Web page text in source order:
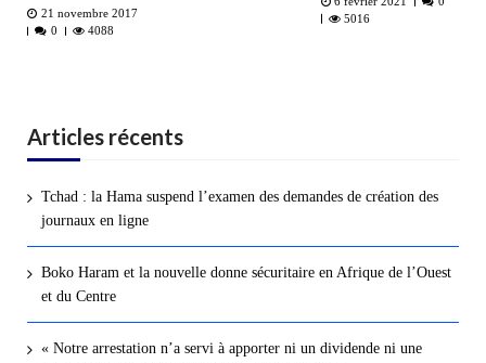
21 novembre 2017
0
4088
5016
Articles récents
Tchad : la Hama suspend l’examen des demandes de création des
journaux en ligne
Boko Haram et la nouvelle donne sécuritaire en Afrique de l’Ouest
et du Centre
« Notre arrestation n’a servi à apporter ni un dividende ni une